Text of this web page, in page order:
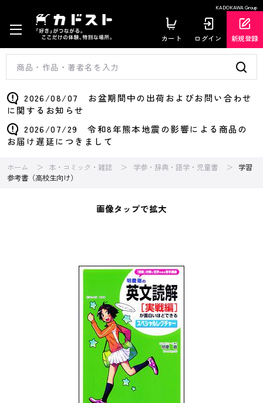
KADOKAWA Group
カート ログイン 新規登録
2026/08/07 お盆期間中の出荷およびお問い合わせ
に関するお知らせ
2026/07/29 令和8年熊本地震の影響による商品の
お届け遅延につきまして
ホーム 本・コミック・雑誌 学参・辞典・語学・児童書
学習
参考書（高校生向け）
画像タップで拡大